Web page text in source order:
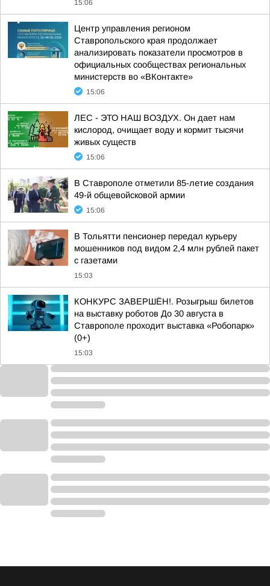
15:06
Центр управления регионом
Ставропольского края продолжает
анализировать показатели просмотров в
официальных сообществах региональных
министерств во «ВКонтакте»
15:06
ЛЕС - ЭТО НАШ ВОЗДУХ. Он дает нам
кислород, очищает воду и кормит тысячи
живых существ
15:06
В Ставрополе отметили 85-летие создания
49-й общевойсковой армии
15:06
В Тольятти пенсионер передал курьеру
мошенников под видом 2,4 млн рублей пакет
с газетами
15:03
КОНКУРС ЗАВЕРШЁН!. Розыгрыш билетов
на выставку роботов До 30 августа в
Ставрополе проходит выставка «Робопарк»
(0+)
15:03